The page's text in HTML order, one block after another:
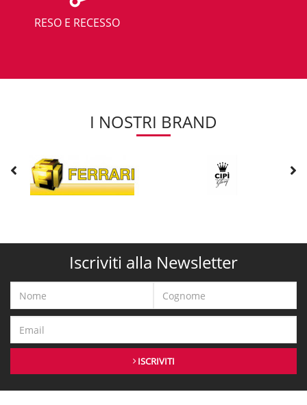
RESO E RECESSO
I NOSTRI BRAND
Iscriviti alla Newsletter
ISCRIVITI